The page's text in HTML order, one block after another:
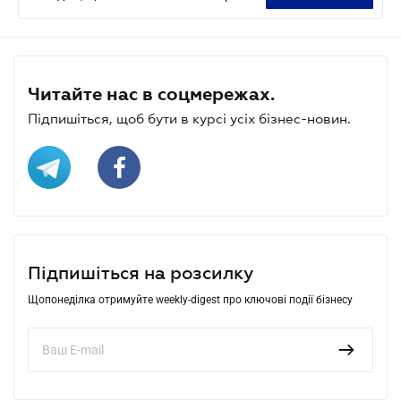
Читайте нас в соцмережах.
Підпишіться, щоб бути в курсі усіх бізнес-новин.
Підпишіться на розсилку
Щопонеділка отримуйте weekly-digest про ключові події бізнесу